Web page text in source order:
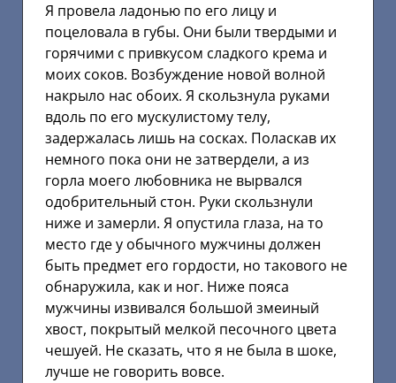
Я провела ладонью по его лицу и
поцеловала в губы. Они были твердыми и
горячими с привкусом сладкого крема и
моих соков. Возбуждение новой волной
накрыло нас обоих. Я скользнула руками
вдоль по его мускулистому телу,
задержалась лишь на сосках. Поласкав их
немного пока они не затвердели, а из
горла моего любовника не вырвался
одобрительный стон. Руки скользнули
ниже и замерли. Я опустила глаза, на то
место где у обычного мужчины должен
быть предмет его гордости, но такового не
обнаружила, как и ног. Ниже пояса
мужчины извивался большой змеиный
хвост, покрытый мелкой песочного цвета
чешуей. Не сказать, что я не была в шоке,
лучше не говорить вовсе.